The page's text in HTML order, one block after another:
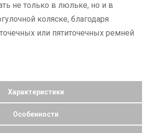
не только в люльке, но и в
коляске, благодаря
или пятиточечных ремней
Характеристики
Особенности